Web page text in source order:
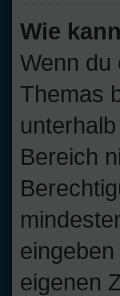
Wie
Wenn du
Themas
Bereich
eigenen